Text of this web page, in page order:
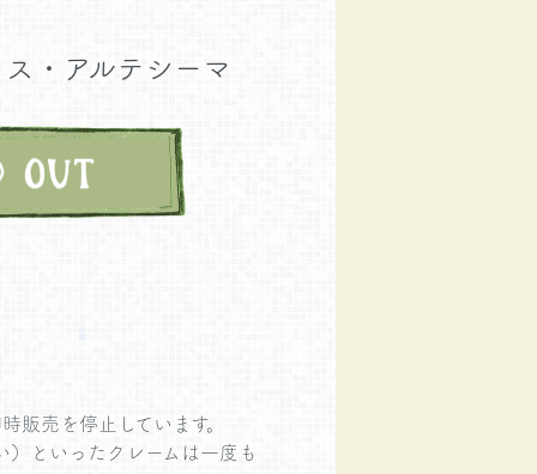
・アルテシーマ
売を停止しています。
といったクレームは一度も